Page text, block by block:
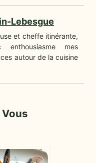
Lebesgue
et cheffe itinérante,
mes
autour de la cuisine